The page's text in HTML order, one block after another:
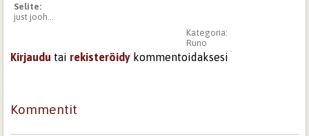
Selite:
just jooh...
Kategoria:
Runo
Kirjaudu tai rekisteröidy kommentoidaksesi
Kommentit